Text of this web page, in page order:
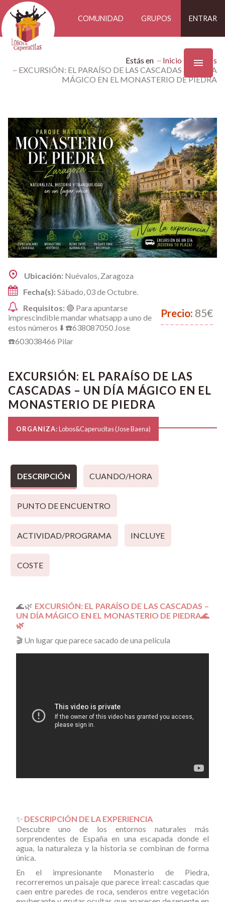
COMUNIDAD GRUPOS ENTRAR
Estás en Inicio
Eventos
EXCURSIÓN: EL PARAÍSO DE LAS CASCADAS – UN DÍA
MÁGICO EN EL MONASTERIO DE PIEDRA
Ubicación: Nuévalos, Zaragoza
Fecha(s):Sábado, 03 de Octubre.
Precio: 85€
Requisitos: 🔴 Para apuntarse
imprescindible mandar whatsapp a uno de
estos números ⬇️ ☎️638087050 Jose
☎️603038466 Pilar
EXCURSIÓN: EL PARAÍSO DE LAS
CASCADAS – UN DÍA MÁGICO EN EL
MONASTERIO DE PIEDRA
ORGANIZA:Lobos&Caperucitas (Jose Baena)
DESCRIPCIÓN CUANDO/HORA
PUNTO DE ENCUENTRO
ACTIVIDAD/PROGRAMA INCLUYE
COSTE
🌊🌿 EXCURSIÓN: EL PARAÍSO DE LAS CASCADAS –
UN DÍA MÁGICO EN EL MONASTERIO DE PIEDRA🌊
🌿
🎬 Un lugar que parece sacado de una película
✨ DESCRIPCIÓN DE LA EXPERIENCIA
Descubre uno de los entornos naturales más
sorprendentes de España en una escapada donde el
agua, la naturaleza y la historia se combinan de forma
única.
En el impresionante Monasterio de Piedra,
recorreremos un paisaje que parece irreal: cascadas que
caen entre paredes de roca, senderos entre vegetación